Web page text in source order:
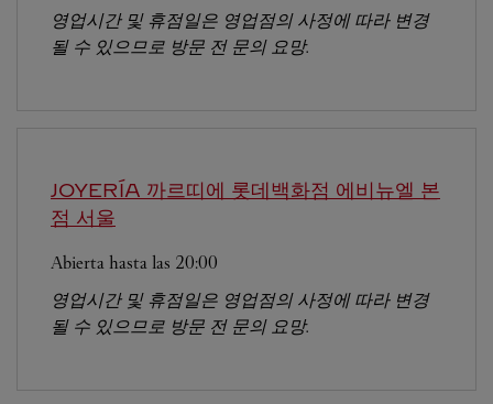
영업시간 및 휴점일은 영업점의 사정에 따라 변경
될 수 있으므로 방문 전 문의 요망.
JOYERÍA 까르띠에 롯데백화점 에비뉴엘 본
점 서울
Abierta hasta las 20:00
영업시간 및 휴점일은 영업점의 사정에 따라 변경
될 수 있으므로 방문 전 문의 요망.